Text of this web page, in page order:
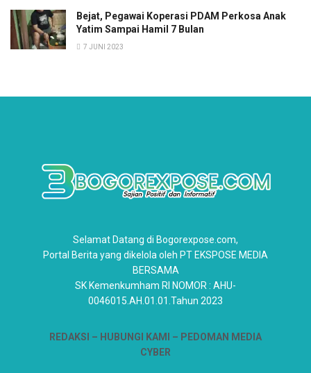
Bejat, Pegawai Koperasi PDAM Perkosa Anak
Yatim Sampai Hamil 7 Bulan
7 JUNI 2023
Selamat Datang di Bogorexpose.com,
Portal Berita yang dikelola oleh PT EKSPOSE MEDIA
BERSAMA
SK Kemenkumham RI NOMOR : AHU-
0046015.AH.01.01.Tahun 2023
REDAKSI – HUBUNGI KAMI – PEDOMAN MEDIA
CYBER